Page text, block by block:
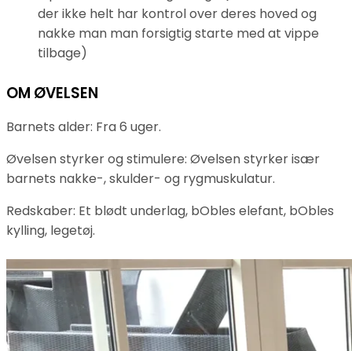
der ikke helt har kontrol over deres hoved og
nakke man man forsigtig starte med at vippe
tilbage)
OM ØVELSEN
Barnets alder: Fra 6 uger.
Øvelsen styrker og stimulere: Øvelsen styrker især
barnets nakke-, skulder- og rygmuskulatur.
Redskaber: Et blødt underlag, bObles elefant, bObles
kylling, legetøj.